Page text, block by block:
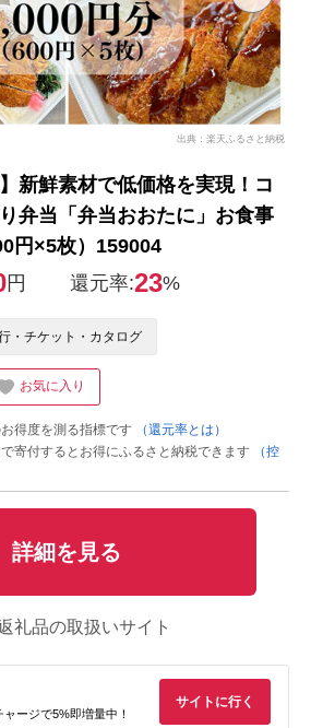
出典：楽天ふるさと納税
新鮮素材で低価格を実現！コ
弁当「弁当おおたに」お食事
円×5枚）159004
円 還元率:23%
・チケット・カタログ
お気に入り
得度を測る指標です
（還元率とは）
寄付するとお得にふるさと納税できます
（控
詳細を見る
礼品の取扱いサイト
ージで5%即増量中！
サイトに行く